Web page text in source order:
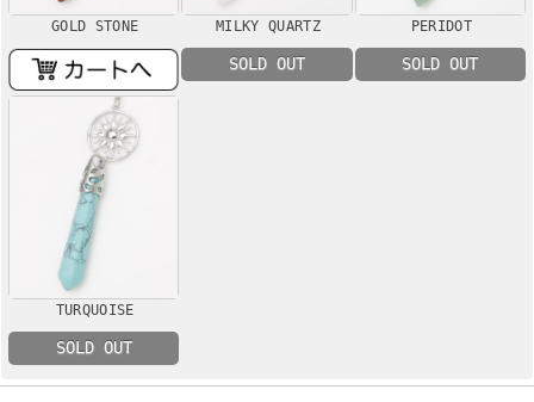
GOLD STONE MILKY QUARTZ
SOLD OUT
PERIDOT
SOLD OUT
TURQUOISE
SOLD OUT